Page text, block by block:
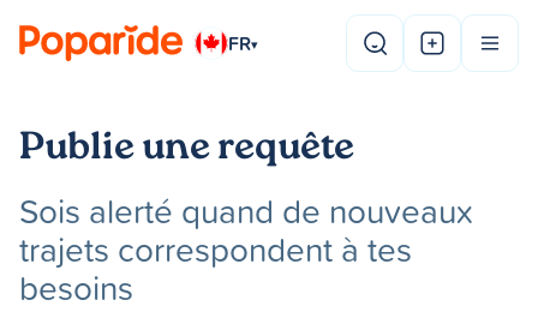
FR▾
Publie une requête
Sois alerté quand de nouveaux
trajets correspondent à tes
besoins